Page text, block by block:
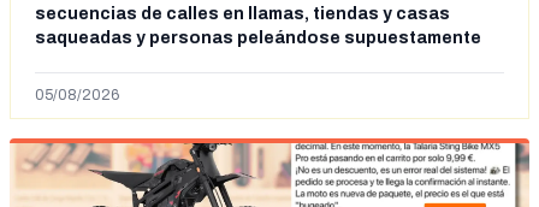
secuencias de calles en llamas, tiendas y casas
saqueadas y personas peleándose supuestamente
situación irregular a Ceuta
05/08/2026